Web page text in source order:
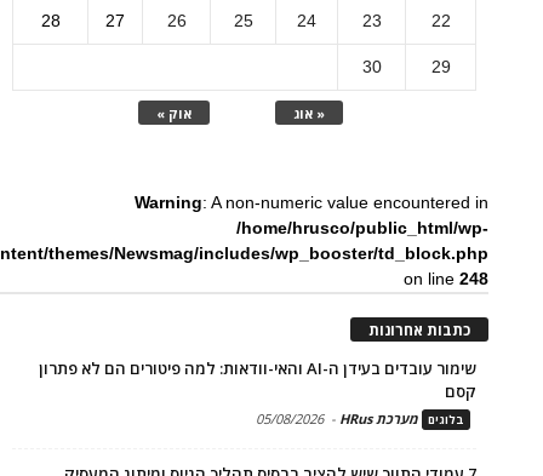
« אוג אוק »
22
23
24
25
26
27
28
29
30
Warning: A non-numeric value encountered in
/home/hrusco/public_html/wp-
themes/Newsmag/includes/wp_booster/td_block.php
on line248
כתבות אחרונות
שימור עובדים בעידן ה-AI והאי-וודאות: למה פיטורים הם לא פתרון
קסם
בלוגים מערכת HRus -
05/08/2026